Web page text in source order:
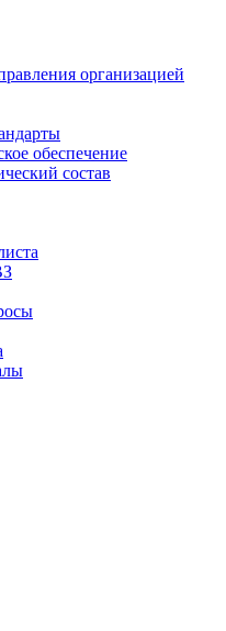
организацией
обеспечение
состав